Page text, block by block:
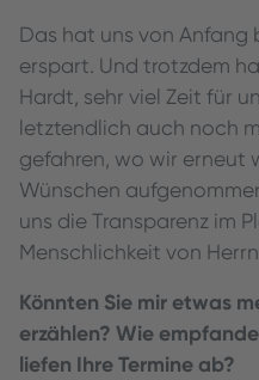
Das hat uns von Anfang
erspart. Und trotzdem
Hardt, sehr viel Zeit für
letztendlich auch noch
gefahren, wo wir erneut
Wünschen
uns die Transparenz im
Menschlichkeit von
Könnten Sie mir etwas
erzählen? Wie
liefen Ihre Termine ab?